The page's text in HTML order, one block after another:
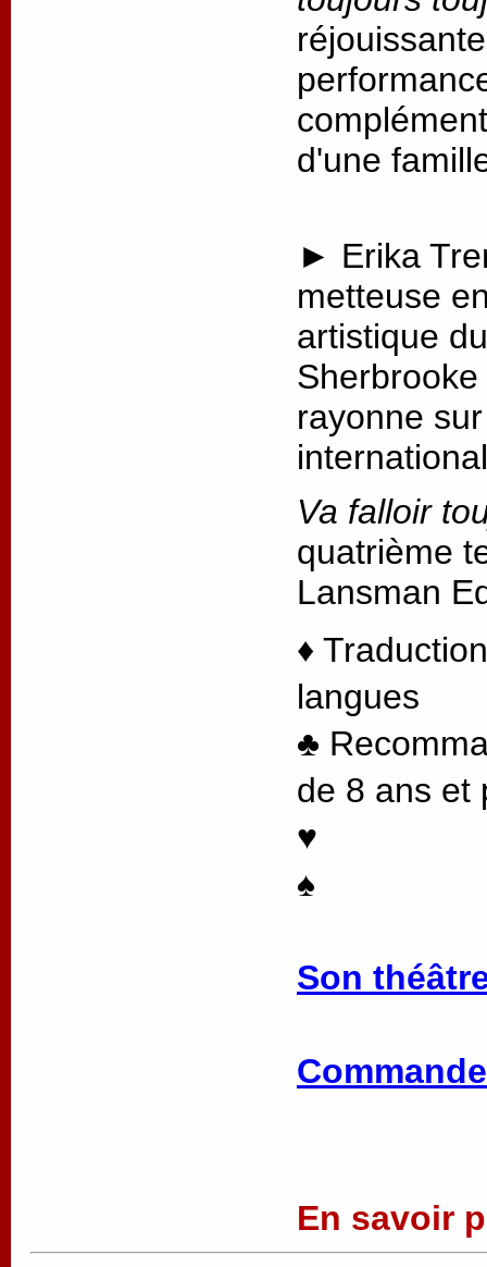
d'une
► Erika
metteuse
artistique
rayonne
Va falloir
quatrième
Lansman
♦
langues
♣
de 8 ans et
♥
♠
Son
En savoir